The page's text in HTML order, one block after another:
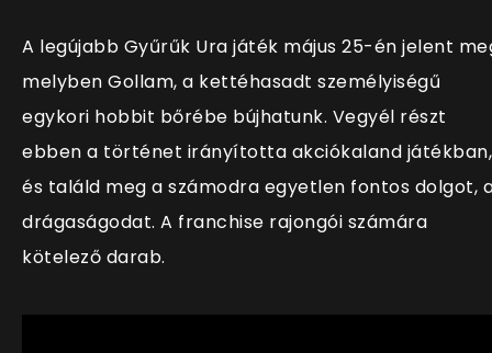
A legújabb Gyűrűk Ura játék május 25-én jelent
melyben Gollam, a kettéhasadt személyiségű
egykori hobbit bőrébe bújhatunk. Vegyél részt
ebben a történet irányította akciókaland játékban,
és találd meg a számodra egyetlen fontos dolgot,
drágaságodat. A franchise rajongói számára
kötelező darab.